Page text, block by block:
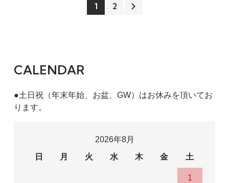
1 2
CALENDAR
●土日祝（年末年始、お盆、GW）はお休みを頂いてお
ります。
2026年8月
日
月 火 水 木 金 土
1